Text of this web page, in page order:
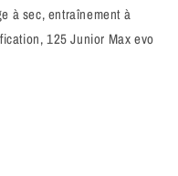
à sec, entraînement à
125 Junior Max evo